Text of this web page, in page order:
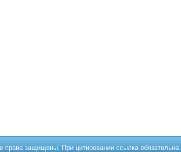
права защищены. При цитировании ссылка обязательна.